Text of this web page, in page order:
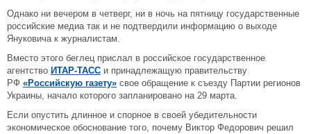
Однако ни вечером в четверг, ни в ночь на пятницу государственные
российские медиа так и не подтвердили информацию о выходе
Януковича к журналистам.
Вместо этого беглец прислал в российское государственное
агентство ИТАР-ТАСС и принадлежащую правительству
РФ «Российскую газету» свое обращение к съезду Партии регионов
Украины, начало которого запланировано на 29 марта.
Если опустить длинное и спорное в своей убедительности
экономическое обоснование того, почему Виктор Федорович решил